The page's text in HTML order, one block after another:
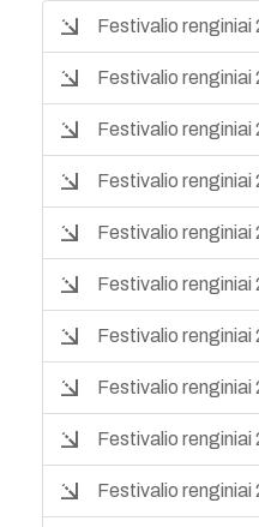
Festivalio renginiai
Festivalio renginiai
Festivalio renginiai
Festivalio renginiai
Festivalio renginiai
Festivalio renginiai
Festivalio renginiai
Festivalio renginiai
Festivalio renginiai
Festivalio renginiai